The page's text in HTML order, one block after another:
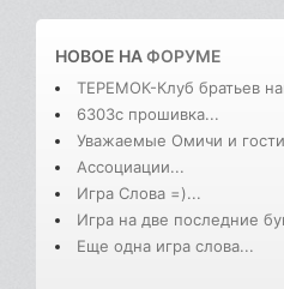
НОВОЕ НАФОРУМЕ
ТЕРЕМОК-Клуб братьев
6303с прошивка...
Уважаемые Омичи и
Ассоциации...
Игра Слова =)...
Игра на две последние
Еще одна игра слова...